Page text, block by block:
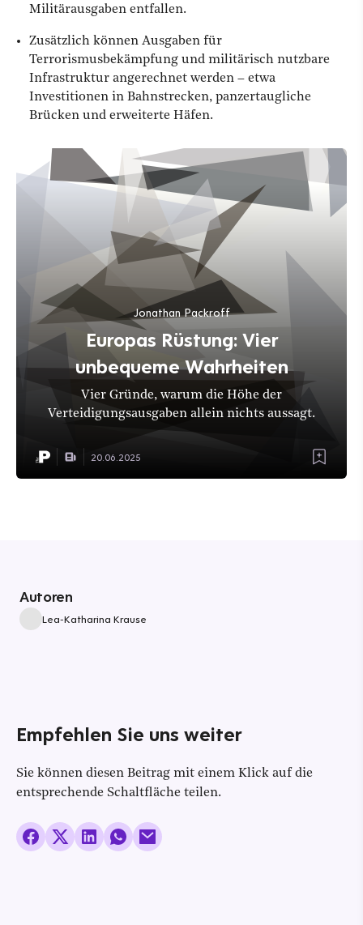
Militärausgaben entfallen.
Zusätzlich können Ausgaben für
Terrorismusbekämpfung und militärisch nutzbare
Infrastruktur angerechnet werden – etwa
Investitionen in Bahnstrecken, panzertaugliche
Brücken und erweiterte Häfen.
Jonathan Packroff
Europas Rüstung: Vier
unbequeme Wahrheiten
Vier Gründe, warum die Höhe der
Verteidigungsausgaben allein nichts aussagt.
20.06.2025
Autoren
Lea-Katharina Krause
Empfehlen Sie uns weiter
Sie können diesen Beitrag mit einem Klick auf die
entsprechende Schaltfläche teilen.